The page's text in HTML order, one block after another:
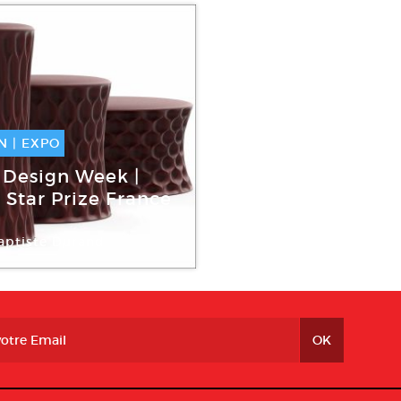
| EXPO
-09 Sep
Week |
Star Prize France
Durand